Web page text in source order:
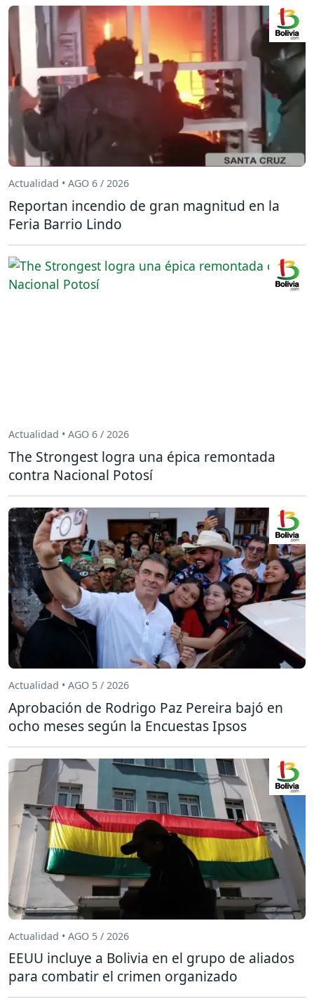
Actualidad • AGO 6 / 2026
Reportan incendio de gran magnitud en la
Feria Barrio Lindo
Actualidad • AGO 6 / 2026
The Strongest logra una épica remontada
contra Nacional Potosí
Actualidad • AGO 5 / 2026
Aprobación de Rodrigo Paz Pereira bajó en
ocho meses según la Encuestas Ipsos
Actualidad • AGO 5 / 2026
EEUU incluye a Bolivia en el grupo de aliados
para combatir el crimen organizado